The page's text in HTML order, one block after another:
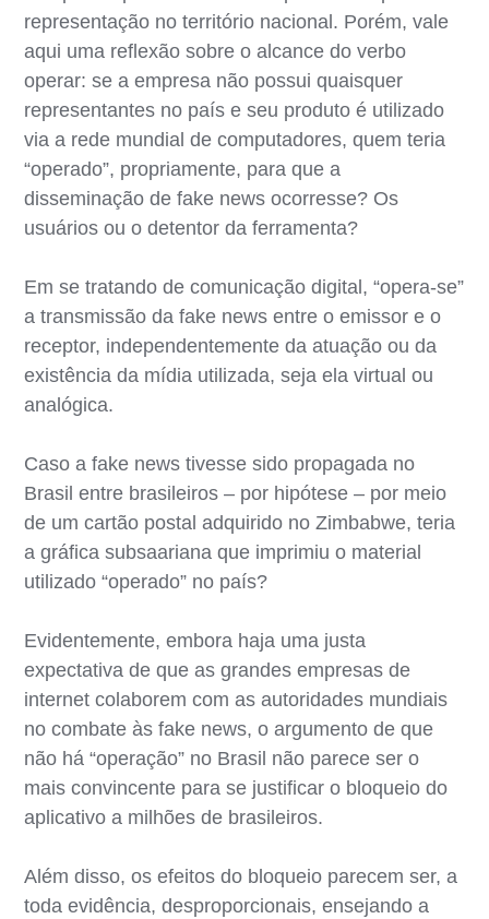
representação no território nacional. Porém, vale
aqui uma reflexão sobre o alcance do verbo
operar: se a empresa não possui quaisquer
representantes no país e seu produto é utilizado
via a rede mundial de computadores, quem teria
“operado”, propriamente, para que a
disseminação de fake news ocorresse? Os
usuários ou o detentor da ferramenta?
Em se tratando de comunicação digital, “opera-se”
a transmissão da fake news entre o emissor e o
receptor, independentemente da atuação ou da
existência da mídia utilizada, seja ela virtual ou
analógica.
Caso a fake news tivesse sido propagada no
Brasil entre brasileiros – por hipótese – por meio
de um cartão postal adquirido no Zimbabwe, teria
a gráfica subsaariana que imprimiu o material
utilizado “operado” no país?
Evidentemente, embora haja uma justa
expectativa de que as grandes empresas de
internet colaborem com as autoridades mundiais
no combate às fake news, o argumento de que
não há “operação” no Brasil não parece ser o
mais convincente para se justificar o bloqueio do
aplicativo a milhões de brasileiros.
Além disso, os efeitos do bloqueio parecem ser, a
toda evidência, desproporcionais, ensejando a